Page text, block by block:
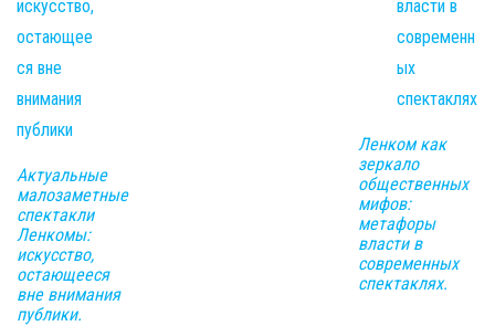
Актуальные
малозаметные
спектакли
Ленкомы:
искусство,
остающееся
вне внимания
публики.
Ленком как
зеркало
общественных
мифов:
метафоры
власти в
современных
спектаклях.